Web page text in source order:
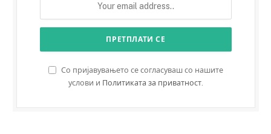
Со пријавувањето се согласуваш со нашите
услови и Политиката за приватност.